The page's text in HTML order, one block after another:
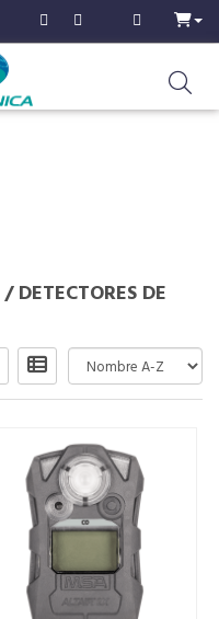
/DETECTORES DE